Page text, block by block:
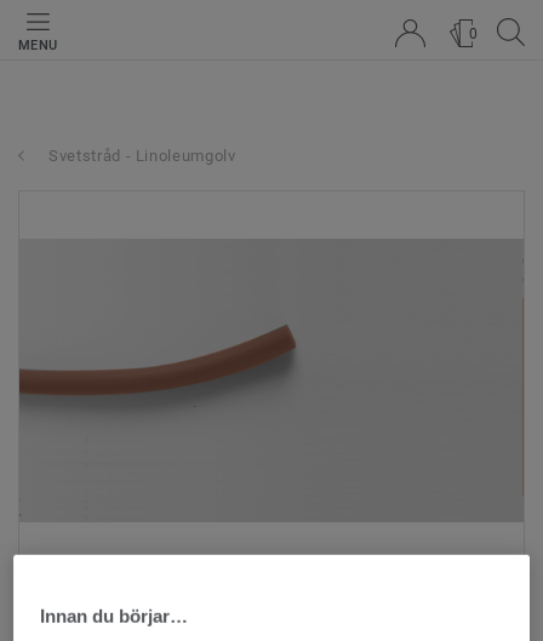
MENU
0
Svetstråd - Linoleumgolv
Innan du börjar…